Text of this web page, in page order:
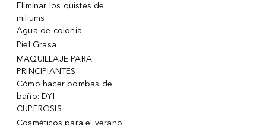
Eliminar los quistes de
miliums
Agua de colonia
Piel Grasa
MAQUILLAJE PARA
PRINCIPIANTES
Cómo hacer bombas de
baño: DYI
CUPEROSIS
Cosméticos para el verano